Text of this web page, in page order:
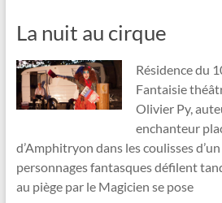
La nuit au cirque
Résidence du
Fantaisie
Olivier Py,
enchanteur
d’Amphitryon dans les coulisses
personnages fantasques défilent
au piège par le Magicien se pose